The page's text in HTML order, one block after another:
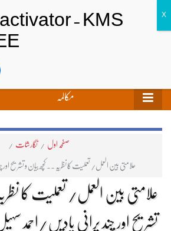
مکالمہ
صفحہ اول / نگارشات /
علامتی بین العمل/ تعملیت کا نظریہ ۔۔ کچھ بیان و تشریح اور
علامتی بین العمل/ تعملیت کا
تشریح اور چند پرانی یادیں/احمد